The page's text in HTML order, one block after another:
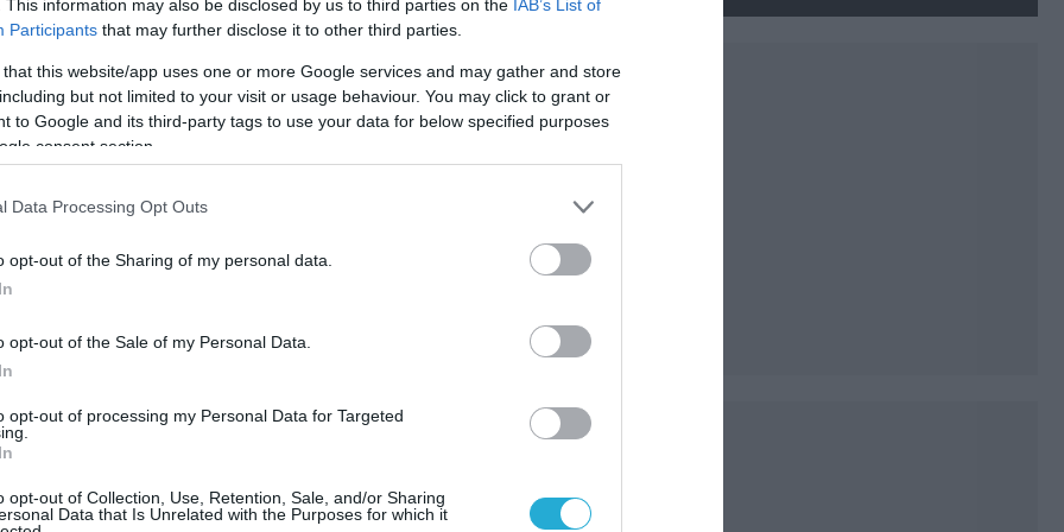
This information may also be disclosed by us to third parties on the IAB’s List of
Participants that may further disclose it to other third parties.
that this website/app uses one or more Google services and may gather and store
but not limited to your visit or usage behaviour. You may click to grant or
to Google and its third-party tags to use your data for below specified purposes
consent section.
Data Processing Opt Outs
opt-out of the Sharing of my personal data.
opt-out of the Sale of my Personal Data.
opt-out of processing my Personal Data for Targeted
opt-out of Collection, Use, Retention, Sale, and/or Sharing
Data that Is Unrelated with the Purposes for which it
ανέφεραν ότι μεταξύ των νεκρών
πολίτης. Κάτοικοι του Καφουντίν όμως
ο άνθρωπος αυτός αυτοκτόνησε.
το πιο σοβαρό επεισόδιο που έχει
μετά την ανάληψη της προεδρίας της
Σαλ, τον Μάρτιο του 2012, γεγονός που
αυτονομιστές του Καζαμάνς η οποία
31 χρόνια.
στις 9 Δεκεμβρίου, οκτώ ομήρων που
επί ένα χρόνο, ενίσχυσε το αίσθημα
από τον Σαλίφ Σαντιό, τον πιο
τους στρατιωτικούς ηγέτες του MFDC το
μετά το θάνατο του ιστορικού ηγέτη
(βίντεο)